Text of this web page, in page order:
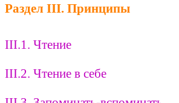
Раздел III. Принципы
III.1. Чтение
III.2. Чтение в себе